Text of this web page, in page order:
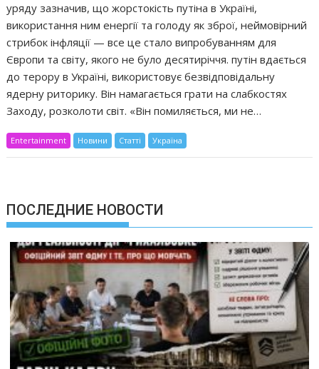
уряду зазначив, що жорстокість путіна в Україні,
використання ним енергії та голоду як зброї, неймовірний
стрибок інфляції — все це стало випробуванням для
Європи та світу, якого не було десятиріччя. путін вдається
до терору в Україні, використовує безвідповідальну
ядерну риторику. Він намагається грати на слабкостях
Заходу, розколоти світ. «Він помиляється, ми не…
Entertainment Новини Статті Україна
ПОСЛЕДНИЕ НОВОСТИ